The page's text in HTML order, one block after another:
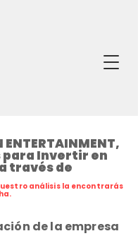
ENTERTAINMENT,
para Invertir en
través de
análisis la encontrarás
de la empresa